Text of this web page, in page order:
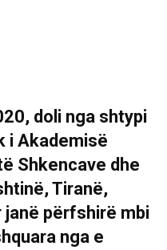
doli nga shtypi
i Akademisë
Shkencave dhe
Tiranë,
janë përfshirë mbi
nga e